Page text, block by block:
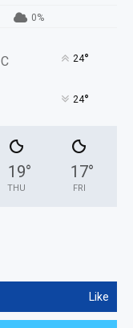
0%
C 24°
24°
19°
THU
17°
FRI
Like